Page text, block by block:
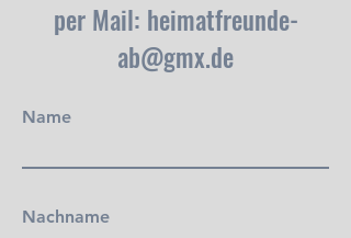
per Mail: heimatfreunde-
ab@gmx.de
Name
Nachname